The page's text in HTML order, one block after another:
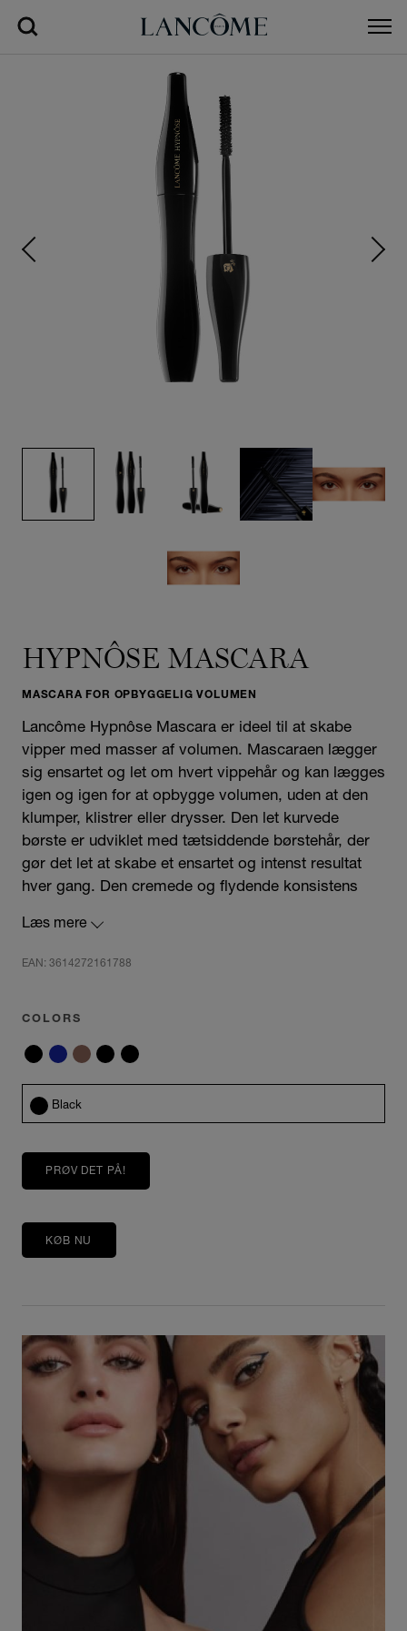
HYPNÔSE MASCARA
MASCARA FOR OPBYGGELIG VOLUMEN
Lancôme Hypnôse Mascara er ideel til at skabe
vipper med masser af volumen. Mascaraen lægger
sig ensartet og let om hvert vippehår og kan lægges
igen og igen for at opbygge volumen, uden at den
klumper, klistrer eller drysser. Den let kurvede
børste er udviklet med tætsiddende børstehår, der
gør det let at skabe et ensartet og intenst resultat
hver gang. Den cremede og flydende konsistens
Læs mere
EAN: 3614272161788
COLORS
Black
PRØV DET PÅ!
KØB NU